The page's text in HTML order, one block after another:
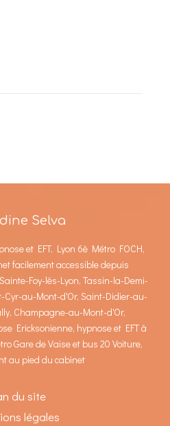
Selva
et EFT, Lyon 6è Métro FOCH,
facilement accessible depuis
Foy-lès-Lyon, Tassin-la-Demi-
Cyr-au-Mont-d'Or, Saint-Didier-au-
Champagne-au-Mont-d'Or,
Ericksonienne, hypnose et EFT à
Gare de Vaise et bus 20 Voiture,
au pied du cabinet
du site
légales